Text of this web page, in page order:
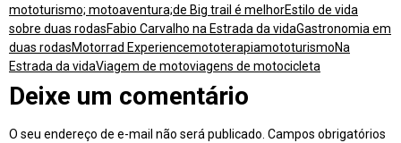
mototurismo; motoaventura;de Big trail é melhorEstilo de vida
sobre duas rodasFabio Carvalho na Estrada da vidaGastronomia em
duas rodasMotorrad ExperiencemototerapiamototurismoNa
Estrada da vidaViagem de motoviagens de motocicleta
Deixe um comentário
O seu endereço de e-mail não será publicado. Campos obrigatórios